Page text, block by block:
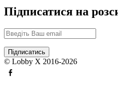
Підписатися на
© Lobby X 2016-2026